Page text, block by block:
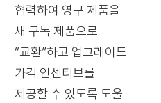
협력하여 영구 제품을
새 구독 제품으로
“교환”하고 업그레이드
가격 인센티브를
제공할 수 있도록 도울